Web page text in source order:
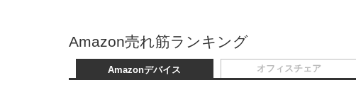
Amazon売れ筋ランキング
Amazonデバイス オフィスチェア